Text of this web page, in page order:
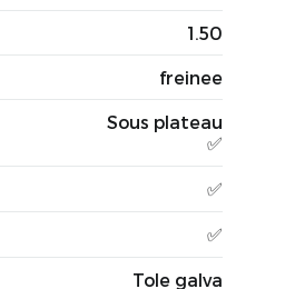
1.50
freinee
Sous plateau
✅
✅
✅
Tole galva